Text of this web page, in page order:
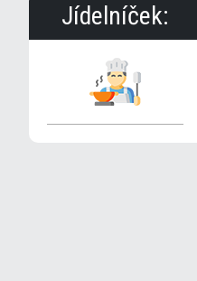
Jídelníček: